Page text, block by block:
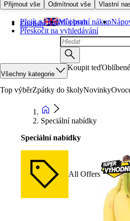
Přijmout vše Odmítnout vše Vlastní
Přejít na hlavní obsah
Přeskočit na vyhledávání
English Můj první nákup
Všechny kategorie
Koupit teďOblíbené
Top výběrZpátky do školyNovinky
Speciální nabídky
Speciální nabídky
All Offers